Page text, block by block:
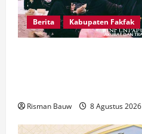
Berita Kabupaten Fakfak
Risman Bauw 8 Agustus 2026